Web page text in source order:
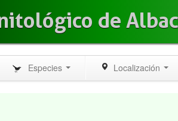
de
Especies Localización